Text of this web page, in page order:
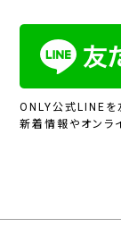
ONLY公式LINEを
新着情報やオンラ